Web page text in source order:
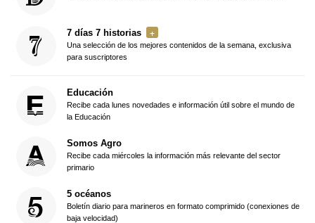
7 días 7 historias
Una selección de los mejores contenidos de la semana, exclusiva
para suscriptores
Educación
Recibe cada lunes novedades e información útil sobre el mundo de
la Educación
Somos Agro
Recibe cada miércoles la información más relevante del sector
primario
5 océanos
Boletín diario para marineros en formato comprimido (conexiones de
baja velocidad)